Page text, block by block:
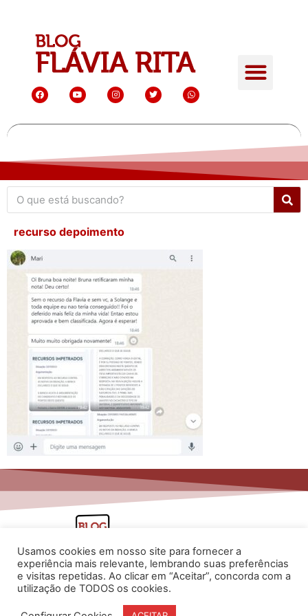
recurso depoimento
www.flaviarita.com
Usamos cookies em nosso site para fornecer a
experiência mais relevante, lembrando suas preferências
e visitas repetidas. Ao clicar em “Aceitar”, concorda com a
utilização de TODOS os cookies.